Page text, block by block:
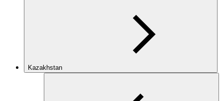
Kazakhstan